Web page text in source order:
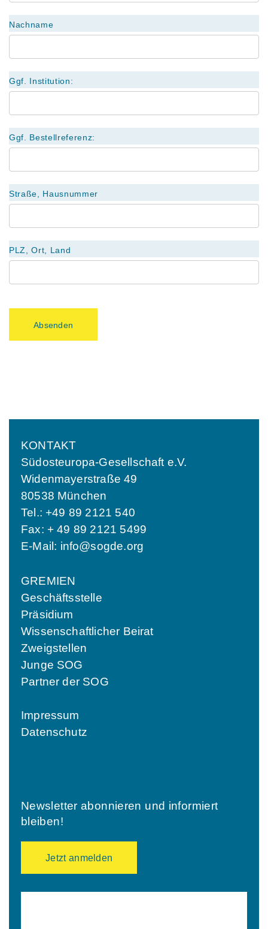
Nachname
Ggf. Institution:
Ggf. Bestellreferenz:
Straße, Hausnummer
PLZ, Ort, Land
Absenden
KONTAKT
Südosteuropa-Gesellschaft e.V.
Widenmayerstraße 49
80538 München
Tel.: +49 89 2121 540
Fax: + 49 89 2121 5499
E-Mail: info@sogde.org
GREMIEN
Geschäftsstelle
Präsidium
Wissenschaftlicher Beirat
Zweigstellen
Junge SOG
Partner der SOG
Impressum
Datenschutz
Newsletter abonnieren und informiert
bleiben!
Jetzt anmelden